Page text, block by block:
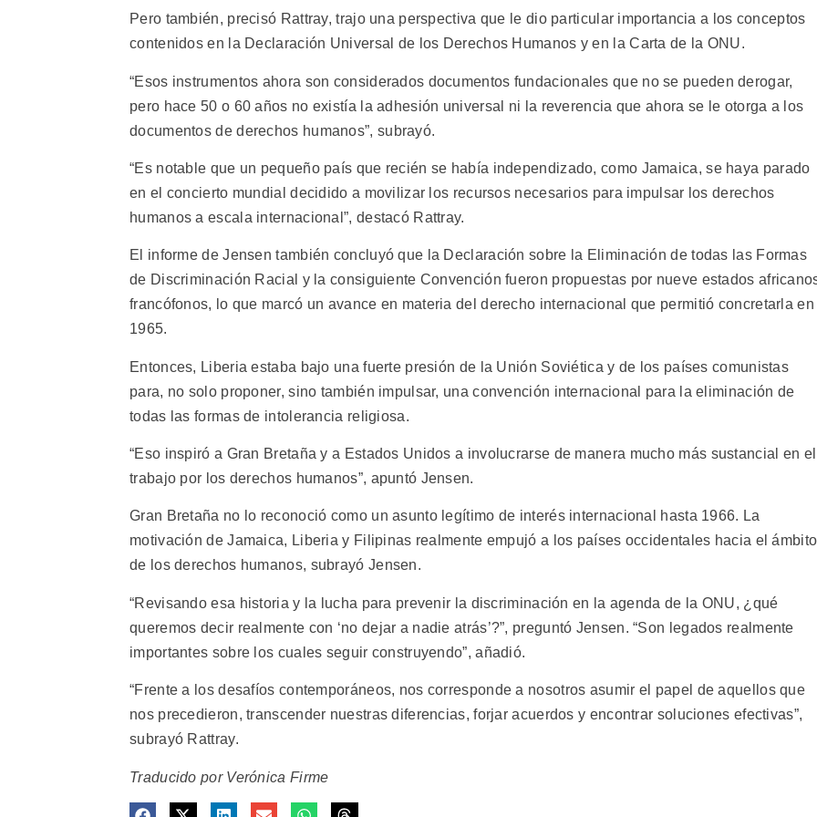
Pero también, precisó Rattray, trajo una perspectiva que le dio particular importancia a los conceptos
contenidos en la Declaración Universal de los Derechos Humanos y en la Carta de la ONU.
“Esos instrumentos ahora son considerados documentos fundacionales que no se pueden derogar,
pero hace 50 o 60 años no existía la adhesión universal ni la reverencia que ahora se le otorga a los
documentos de derechos humanos”, subrayó.
“Es notable que un pequeño país que recién se había independizado, como Jamaica, se haya parado
en el concierto mundial decidido a movilizar los recursos necesarios para impulsar los derechos
humanos a escala internacional”, destacó Rattray.
El informe de Jensen también concluyó que la Declaración sobre la Eliminación de todas las Formas
de Discriminación Racial y la consiguiente Convención fueron propuestas por nueve estados
francófonos, lo que marcó un avance en materia del derecho internacional que permitió concretarla en
1965.
Entonces, Liberia estaba bajo una fuerte presión de la Unión Soviética y de los países comunistas
para, no solo proponer, sino también impulsar, una convención internacional para la eliminación de
todas las formas de intolerancia religiosa.
“Eso inspiró a Gran Bretaña y a Estados Unidos a involucrarse de manera mucho más sustancial en el
trabajo por los derechos humanos”, apuntó Jensen.
Gran Bretaña no lo reconoció como un asunto legítimo de interés internacional hasta 1966. La
motivación de Jamaica, Liberia y Filipinas realmente empujó a los países occidentales hacia el ámbito
de los derechos humanos, subrayó Jensen.
“Revisando esa historia y la lucha para prevenir la discriminación en la agenda de la ONU, ¿qué
queremos decir realmente con ‘no dejar a nadie atrás’?”, preguntó Jensen. “Son legados realmente
importantes sobre los cuales seguir construyendo”, añadió.
“Frente a los desafíos contemporáneos, nos corresponde a nosotros asumir el papel de aquellos que
nos precedieron, transcender nuestras diferencias, forjar acuerdos y encontrar soluciones efectivas”,
subrayó Rattray.
Traducido por Verónica Firme